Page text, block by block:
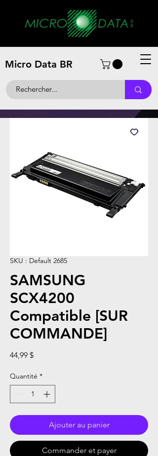
Micro Data BR
SKU : Default 2685
SAMSUNG
SCX4200
Compatible [SUR
COMMANDE]
44,99 $Prix
Quantité *
Ajouter au panier
Commander et payer